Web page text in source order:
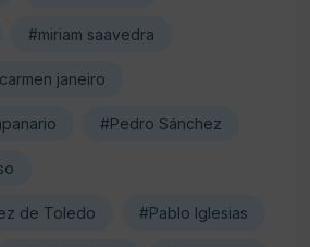
#miriam saavedra
janeiro
#Pedro Sánchez
de Toledo #Pablo Iglesias